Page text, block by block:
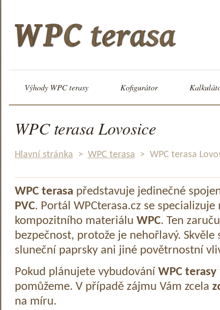
Výhody WPC terasy Kofigurátor
WPC terasa Lovosice
Hlavní stránka > WPC terasa > WPC terasa
WPC terasa představuje jedinečné
PVC. Portál WPCterasa.cz se specializuje
kompozitního materiálu WPC. Ten
bezpečnost, protože je nehořlavý.
sluneční paprsky ani jiné povětrnostní
Pokud plánujete vybudování WPC terasy
pomůžeme. V případě zájmu Vám zcela
na míru.